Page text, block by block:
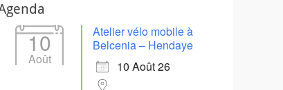
10
Août
Atelier vélo mobile à
Belcenia – Hendaye
10 Août 26